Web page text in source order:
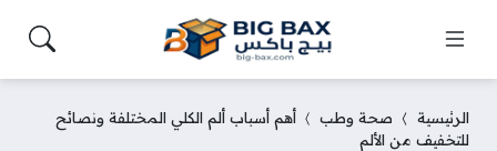
الرئيسية صحة وطب
أهم أسباب ألم الكلي المختلفة ونصائح
للتخفيف من الألم